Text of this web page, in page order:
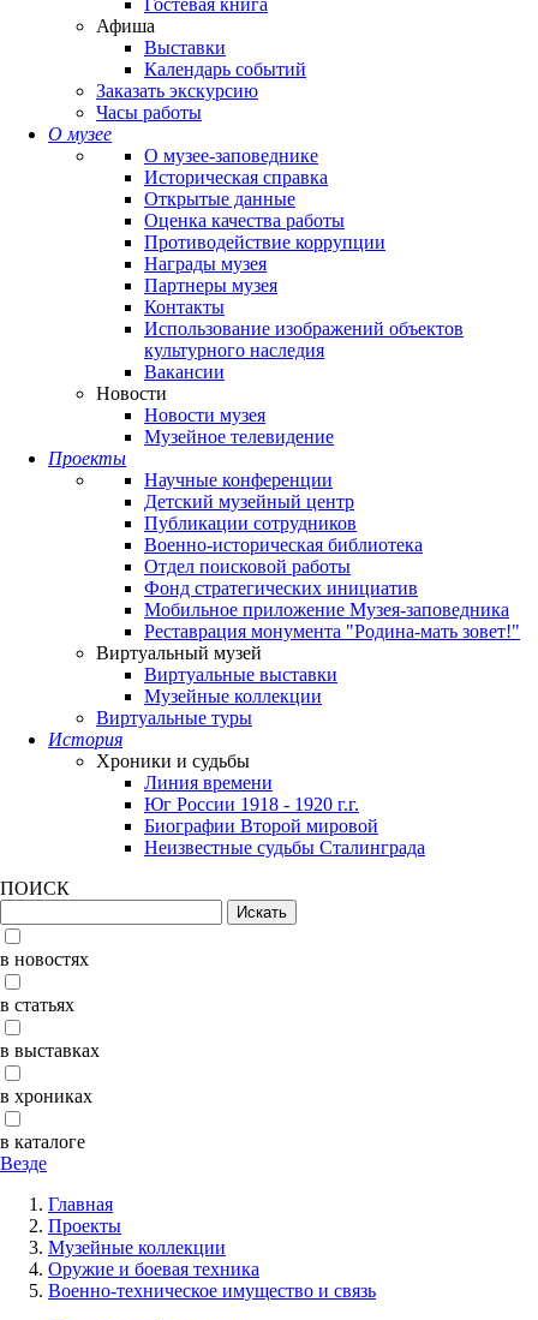
Гостевая книга
Афиша
Выставки
Календарь событий
Заказать экскурсию
Часы работы
О музее
О музее-заповеднике
Историческая справка
Открытые данные
Оценка качества работы
Противодействие коррупции
Награды музея
Партнеры музея
Контакты
Использование изображений объектов
культурного наследия
Вакансии
Новости
Новости музея
Музейное телевидение
Проекты
Научные конференции
Детский музейный центр
Публикации сотрудников
Военно-историческая библиотека
Отдел поисковой работы
Фонд стратегических инициатив
Мобильное приложение Музея-заповедника
Реставрация монумента "Родина-мать зовет!"
Виртуальный музей
Виртуальные выставки
Музейные коллекции
Виртуальные туры
История
Хроники и судьбы
Линия времени
Юг России 1918 - 1920 г.г.
Биографии Второй мировой
Неизвестные судьбы Сталинграда
ПОИСК
в новостях
в статьях
в выставках
в хрониках
в каталоге
Везде
Главная
Проекты
Музейные коллекции
Оружие и боевая техника
Военно-техническое имущество и связь